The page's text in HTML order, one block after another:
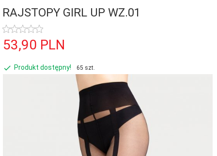
RAJSTOPY GIRL UP WZ.01
53,90 PLN
Produkt dostępny! 65 szt.